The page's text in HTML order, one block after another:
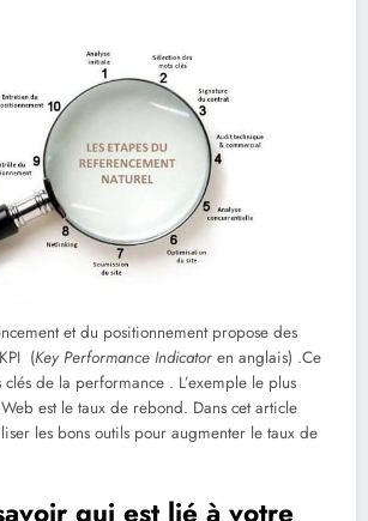
et du positionnement propose des
(Key Performance Indicator en anglais) .Ce
clés de la performance . L’exemple le plus
est le taux de rebond. Dans cet article
les bons outils pour augmenter le taux de
qui est lié à votre